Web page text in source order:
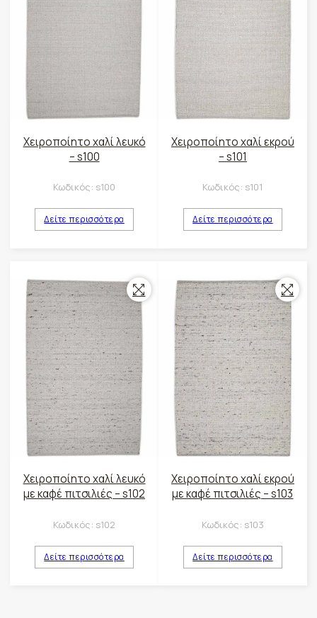
Χειροποίητο χαλί λευκό
– s100
Κωδικός: s100
Δείτε περισσότερα
Χειροποίητο χαλί εκρού
– s101
Κωδικός: s101
Δείτε περισσότερα
Χειροποίητο χαλί λευκό
με καφέ πιτσιλιές – s102
Κωδικός: s102
Δείτε περισσότερα
Χειροποίητο χαλί εκρού
με καφέ πιτσιλιές – s103
Κωδικός: s103
Δείτε περισσότερα